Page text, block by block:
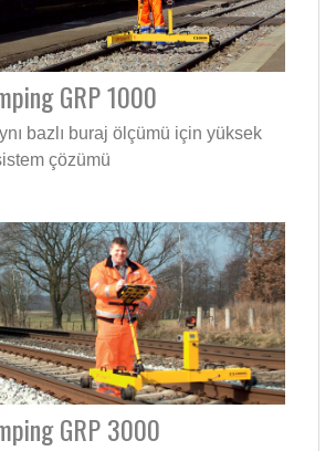
GRP 1000
bazlı buraj ölçümü için yüksek
çözümü
GRP 3000